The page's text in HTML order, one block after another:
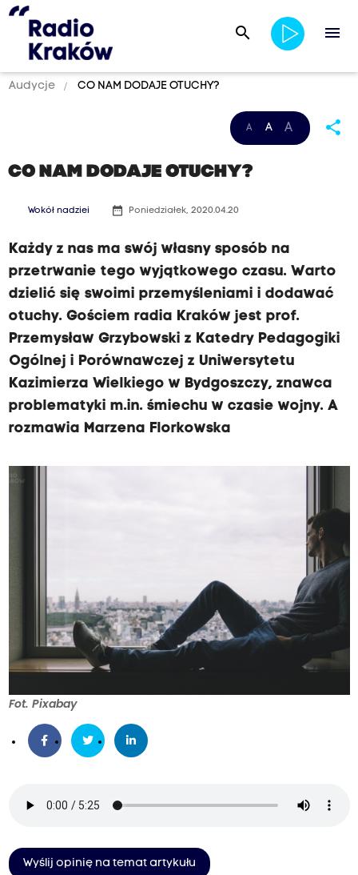
search menu
Audycje CO NAM DODAJE OTUCHY?
A A A share
CO NAM DODAJE OTUCHY?
Wokół nadziei date_range Poniedziałek, 2020.04.20
Każdy z nas ma swój własny sposób na
przetrwanie tego wyjątkowego czasu. Warto
dzielić się swoimi przemyśleniami i dodawać
otuchy. Gościem radia Kraków jest prof.
Przemysław Grzybowski z Katedry Pedagogiki
Ogólnej i Porównawczej z Uniwersytetu
Kazimierza Wielkiego w Bydgoszczy, znawca
problematyki m.in. śmiechu w czasie wojny. A
rozmawia Marzena Florkowska
Fot. Pixabay
Wyślij opinię na temat artykułu